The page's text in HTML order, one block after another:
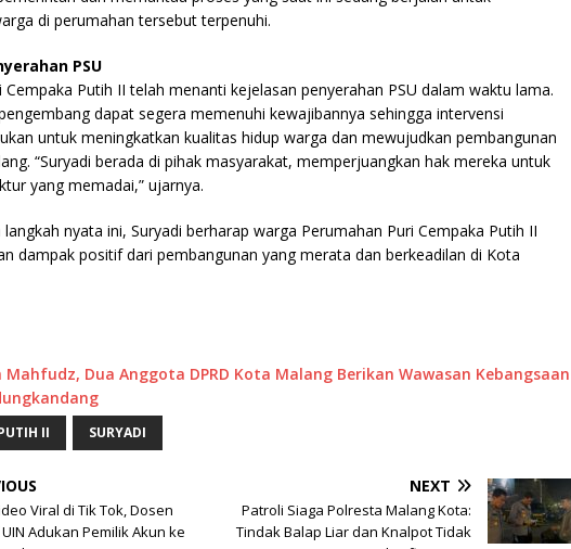
di perumahan tersebut terpenuhi.
PSU
Putih II telah menanti kejelasan penyerahan PSU dalam waktu lama.
dapat segera memenuhi kewajibannya sehingga intervensi
untuk meningkatkan kualitas hidup warga dan mewujudkan pembangunan
“Suryadi berada di pihak masyarakat, memperjuangkan hak mereka untuk
yang memadai,” ujarnya.
nyata ini, Suryadi berharap warga Perumahan Puri Cempaka Putih II
dampak positif dari pembangunan yang merata dan berkeadilan di Kota
Mahfudz, Dua Anggota DPRD Kota Malang Berikan Wawasan Kebangsaan
II SURYADI
Viral di Tik Tok, Dosen
Adukan Pemilik Akun ke
NEXT
Patroli Siaga Polresta Malang Kota:
Tindak Balap Liar dan Knalpot Tidak